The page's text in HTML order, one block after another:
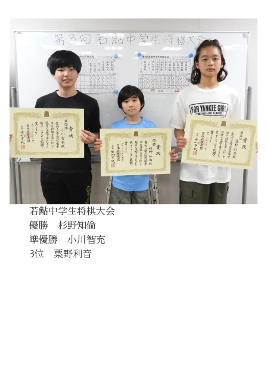
若鮎中学生将棋大会
優勝 杉野知倫
準優勝 小川智充
3位 粟野利音